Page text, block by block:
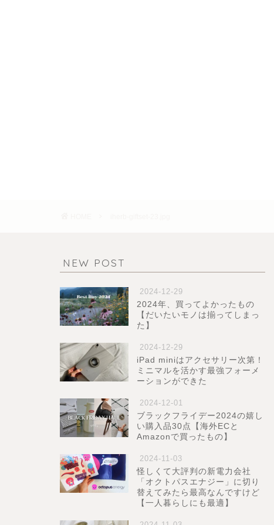
NEW POST
2024-12-29
2024年、買ってよかったもの
【だいたいモノは揃ってしまっ
た】
2024-12-29
iPad miniはアクセサリー次第！
ミニマルを活かす最強フォーメ
ーションができた
2024-12-01
ブラックフライデー2024の嬉し
い購入品30点【海外ECと
Amazonで買ったもの】
2024-11-03
怪しくて大評判の新電力会社
「オクトパスエナジー」に切り
替えてみたら最高なんですけど
【一人暮らしにも最適】